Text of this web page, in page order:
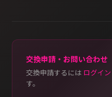
交換申請・お問い合わせ
交換申請するには ログイン
す。